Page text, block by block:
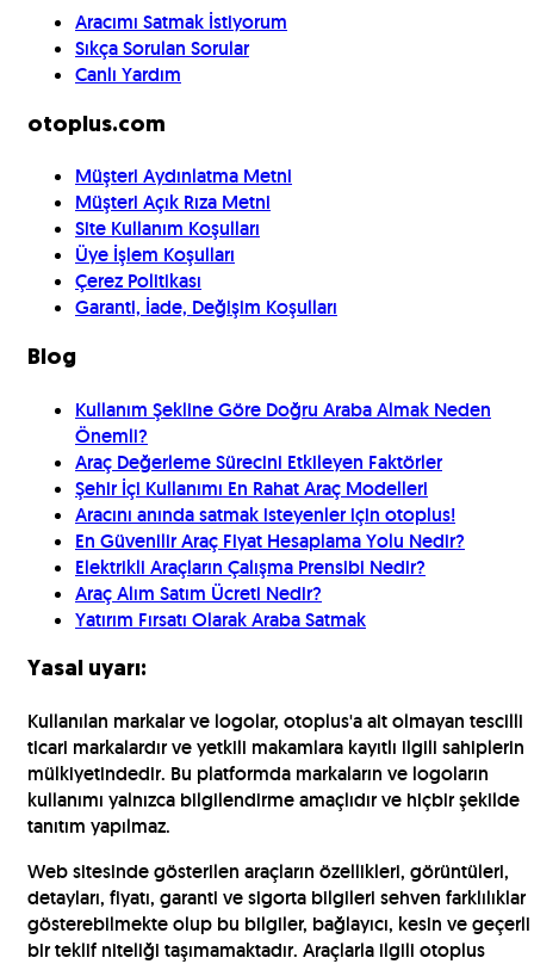
Aracımı Satmak İstiyorum
Sıkça Sorulan Sorular
Canlı Yardım
otoplus.com
Müşteri Aydınlatma Metni
Müşteri Açık Rıza Metni
Site Kullanım Koşulları
Üye İşlem Koşulları
Çerez Politikası
Garanti, İade, Değişim Koşulları
Blog
Kullanım Şekline Göre Doğru Araba Almak Neden
Önemli?
Araç Değerleme Sürecini Etkileyen Faktörler
Şehir İçi Kullanımı En Rahat Araç Modelleri
Aracını anında satmak isteyenler için otoplus!
En Güvenilir Araç Fiyat Hesaplama Yolu Nedir?
Elektrikli Araçların Çalışma Prensibi Nedir?
Araç Alım Satım Ücreti Nedir?
Yatırım Fırsatı Olarak Araba Satmak
Yasal uyarı:
Kullanılan markalar ve logolar, otoplus'a ait olmayan tescilli
ticari markalardır ve yetkili makamlara kayıtlı ilgili sahiplerin
mülkiyetindedir. Bu platformda markaların ve logoların
kullanımı yalnızca bilgilendirme amaçlıdır ve hiçbir şekilde
tanıtım yapılmaz.
Web sitesinde gösterilen araçların özellikleri, görüntüleri,
detayları, fiyatı, garanti ve sigorta bilgileri sehven farklılıklar
gösterebilmekte olup bu bilgiler, bağlayıcı, kesin ve geçerli
bir teklif niteliği taşımamaktadır. Araçlarla ilgili otoplus